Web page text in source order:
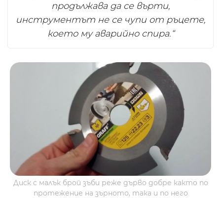
продължава да се върти,
инструментът не се чупи от ръцете,
което му аварийно спира.“
Диск с малък брой зъби реже дърво добре както по
протежение на зърното, така и по него